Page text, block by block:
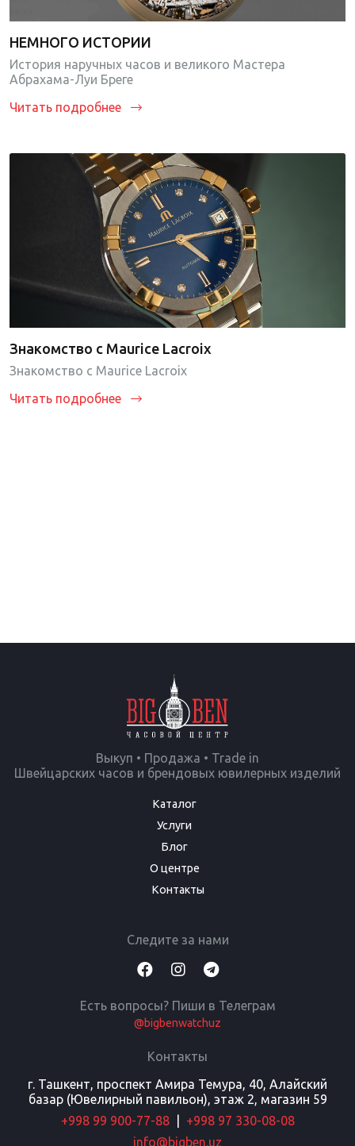
НЕМНОГО ИСТОРИИ
История наручных часов и великого Мастера
Абрахама-Луи Бреге
Читать подробнее
Знакомство с Maurice Lacroix
Знакомство с Maurice Lacroix
Читать подробнее
Выкуп • Продажа • Trade in
Швейцарских часов и брендовых ювилерных изделий
Каталог
Услуги
Блог
О центре
Контакты
Следите за нами
Есть вопросы? Пиши в Телеграм
@bigbenwatchuz
Контакты
г. Ташкент, проспект Амира Темура, 40, Алайский
базар (Ювелирный павильон), этаж 2, магазин 59
+998 99 900-77-88
+998 97 330-08-08
info@bigben.uz